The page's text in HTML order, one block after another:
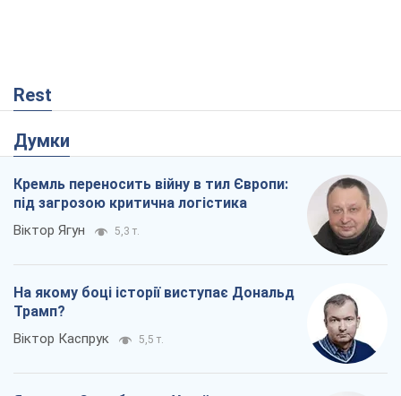
Rest
Думки
Кремль переносить війну в тил Європи:
під загрозою критична логістика
Віктор Ягун 5,3 т.
На якому боці історії виступає Дональд
Трамп?
Віктор Каспрук 5,5 т.